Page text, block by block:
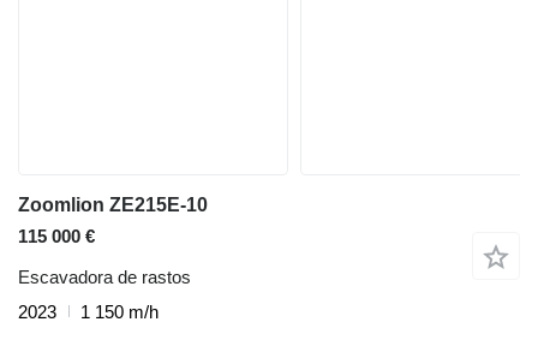
Zoomlion ZE215E-10
115 000 €
Escavadora de rastos
2023
1 150 m/h